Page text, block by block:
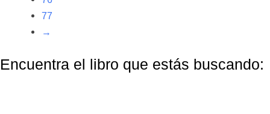
77
→
Encuentra el libro que estás buscando: